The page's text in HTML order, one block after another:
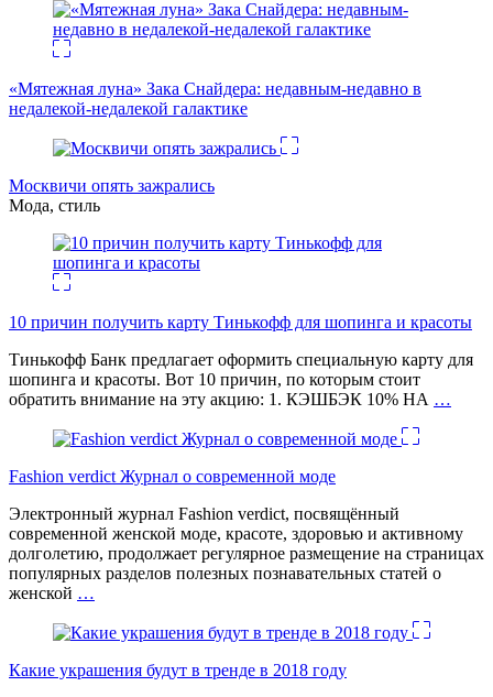
«Мятежная луна» Зака Снайдера: недавным-недавно в
недалекой-недалекой галактике
Москвичи опять зажрались
Мода, стиль
10 причин получить карту Тинькофф для шопинга и красоты
Тинькофф Банк предлагает оформить специальную карту для
шопинга и красоты. Вот 10 причин, по которым стоит
обратить внимание на эту акцию: 1. КЭШБЭК 10% НА …
Fashion verdict Журнал о современной моде
Электронный журнал Fashion verdict, посвящённый
современной женской моде, красоте, здоровью и активному
долголетию, продолжает регулярное размещение на страницах
популярных разделов полезных познавательных статей о
женской …
Какие украшения будут в тренде в 2018 году